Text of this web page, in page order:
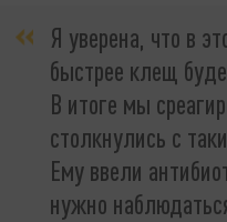
Я уверена, что в
быстрее клещ
В итоге мы
столкнулись с
Ему ввели
нужно